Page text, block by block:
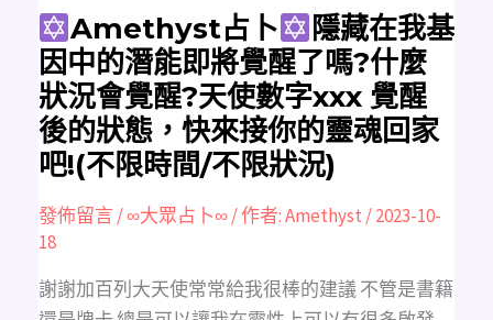
Amethyst占卜
隱藏在我基
因中的潛能即將覺醒了嗎?什麼
狀況會覺醒?天使數字xxx 覺醒
後的狀態，快來接你的靈魂回家
吧!(不限時間/不限狀況)
發佈留言/∞大眾占卜∞/ 作者:Amethyst /2023-10-
18
謝謝加百列大天使常常給我很棒的建議 不管是書籍
覺
醒
了
嗎?
什
麼
狀
況
會
覺
醒?
使
數
醒
後
的